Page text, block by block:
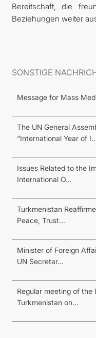
Bereitschaft, die
Beziehungen weiter
SONSTIGE
Message for Mass
The UN General
“International Year of
Issues Related to the
International O...
Turkmenistan
Peace, Trust...
Minister of Foreign
UN Secretar...
Regular meeting of the
Turkmenistan on...